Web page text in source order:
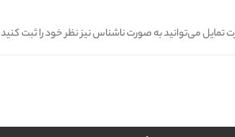
می‌توانید به صورت ناشناس نیز نظر خود را ثبت کنید